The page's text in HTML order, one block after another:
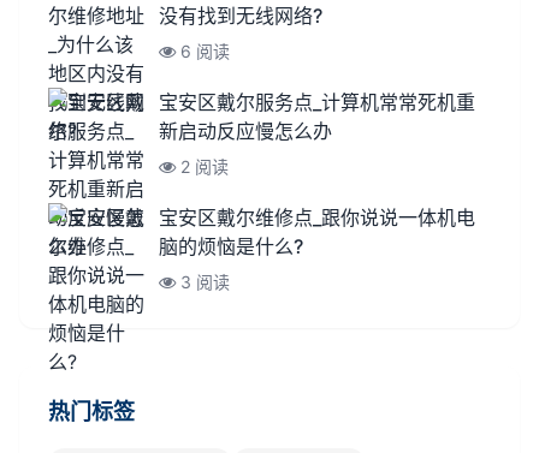
没有找到无线网络?
6 阅读
宝安区戴尔服务点_计算机常常死机重
新启动反应慢怎么办
2 阅读
宝安区戴尔维修点_跟你说说一体机电
脑的烦恼是什么?
3 阅读
热门标签